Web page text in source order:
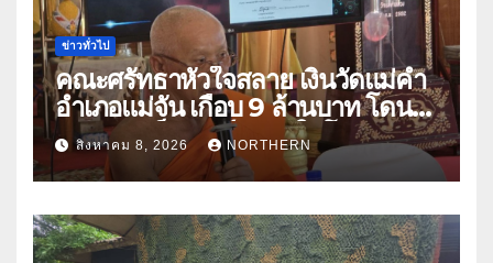
ข่าวทั่วไป
คณะศรัทธาหัวใจสลาย เงินวัดแม่คำ
อำเภอแม่จัน เกือบ 9 ล้านบาท โดน
แก๊งคอลเซ็นเตอร์หลอกให้โอนข้าม
ปีกว่า 66 บัญชี
สิงหาคม 8, 2026 NORTHERN